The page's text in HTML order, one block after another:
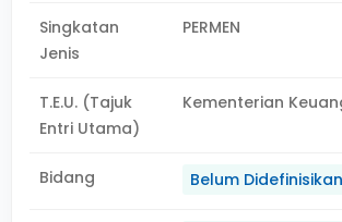
Singkatan
Jenis
PERMEN
T.E.U. (Tajuk
Entri Utama)
Kementerian
Bidang Belum Didefinisikan